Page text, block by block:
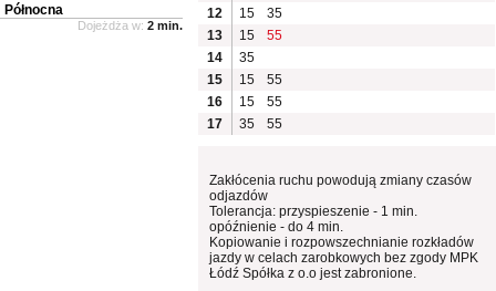
12
15
35
13
15
55
14
35
15
15
55
16
15
55
17
35 55
Zakłócenia ruchu powodują zmiany czasów
odjazdów
Tolerancja: przyspieszenie - 1 min.
opóźnienie - do 4 min.
Kopiowanie i rozpowszechnianie rozkładów
jazdy w celach zarobkowych bez zgody MPK
Łódź Spółka z o.o jest zabronione.
Północna
Dojeżdża w: 2 min.